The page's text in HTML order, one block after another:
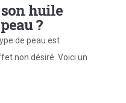
huile
?
de peau est
non désiré. Voici un